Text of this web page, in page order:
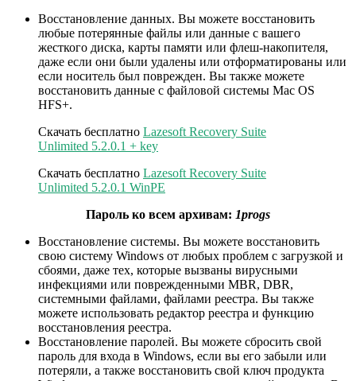
Восстановление данных. Вы можете восстановить
любые потерянные файлы или данные с вашего
жесткого диска, карты памяти или флеш-накопителя,
даже если они были удалены или отформатированы или
если носитель был поврежден. Вы также можете
восстановить данные с файловой системы Mac OS
HFS+.
Скачать бесплатно Lazesoft Recovery Suite
Unlimited 5.2.0.1 + key
Скачать бесплатно Lazesoft Recovery Suite
Unlimited 5.2.0.1 WinPE
Пароль ко всем архивам: 1progs
Восстановление системы. Вы можете восстановить
свою систему Windows от любых проблем с загрузкой и
сбоями, даже тех, которые вызваны вирусными
инфекциями или поврежденными MBR, DBR,
системными файлами, файлами реестра. Вы также
можете использовать редактор реестра и функцию
восстановления реестра.
Восстановление паролей. Вы можете сбросить свой
пароль для входа в Windows, если вы его забыли или
потеряли, а также восстановить свой ключ продукта